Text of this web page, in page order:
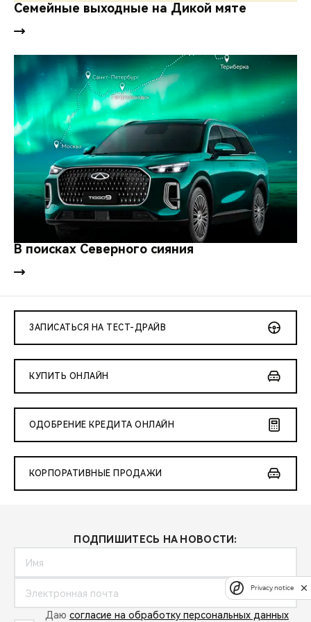
CHERY И СПОРТ
НАШИ МЕРОПРИЯТИЯ
ВИДЕООБЗОРЫ
CHERY ДЛЯ ДЕТЕЙ
Семейные выходные на Дикой мяте
В поисках Северного сияния
ЗАПИСАТЬСЯ НА ТЕСТ-ДРАЙВ
КУПИТЬ ОНЛАЙН
ОДОБРЕНИЕ КРЕДИТА ОНЛАЙН
КОРПОРАТИВНЫЕ ПРОДАЖИ
ПОДПИШИТЕСЬ НА НОВОСТИ:
Даю согласие на обработку персональных данных
Privacy notice